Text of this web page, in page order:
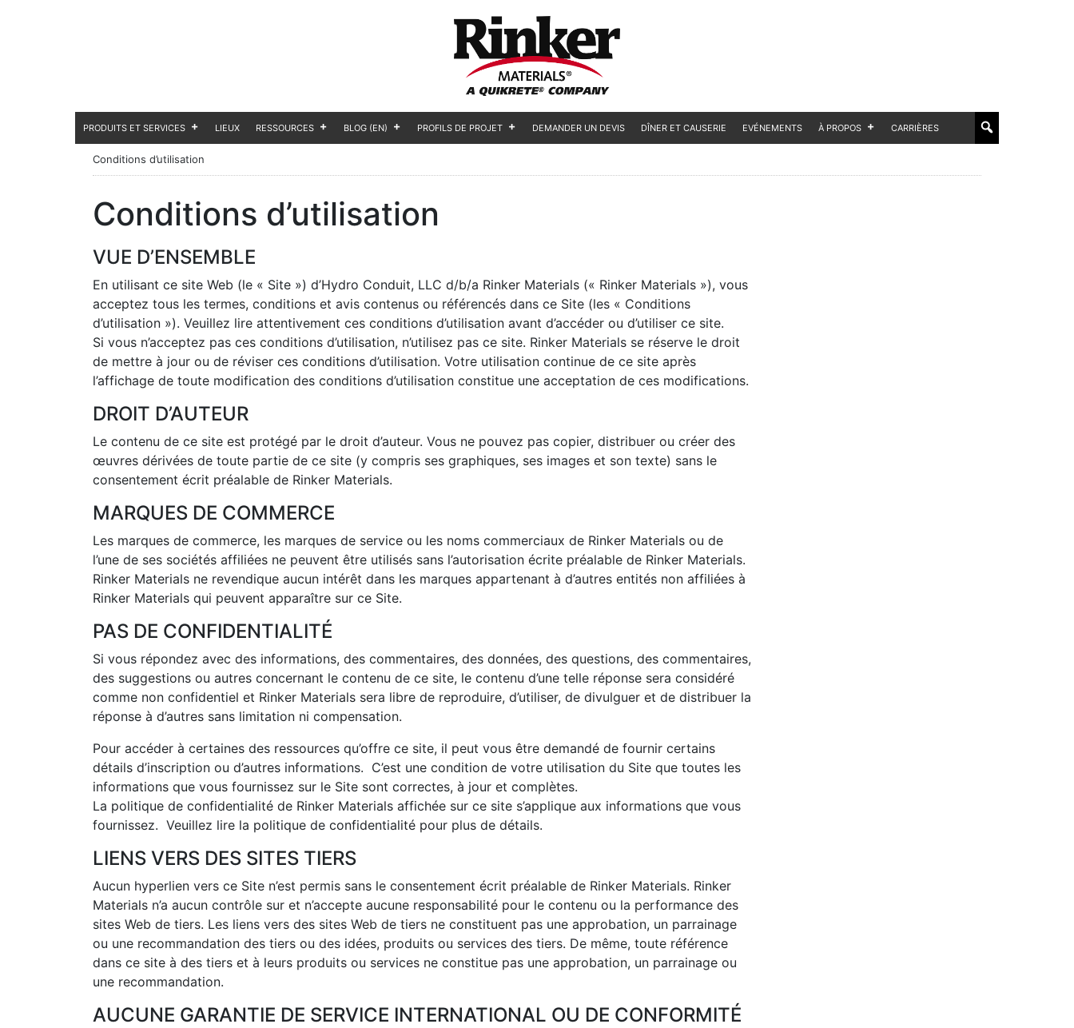
PRODUITS ET SERVICES LIEUX RESSOURCES BLOG (EN) PROFILS DE PROJET DEMANDER UN DEVIS DÎNER ET CAUSERIE EVÉNEMENTS À PROPOS CARRIÈRES
Conditions d’utilisation
Conditions d’utilisation
VUE D’ENSEMBLE
En utilisant ce site Web (le « Site ») d’Hydro Conduit, LLC d/b/a Rinker Materials (« Rinker Materials »), vous
acceptez tous les termes, conditions et avis contenus ou référencés dans ce Site (les « Conditions
d’utilisation »). Veuillez lire attentivement ces conditions d’utilisation avant d’accéder ou d’utiliser ce site.
Si vous n’acceptez pas ces conditions d’utilisation, n’utilisez pas ce site. Rinker Materials se réserve le droit
de mettre à jour ou de réviser ces conditions d’utilisation. Votre utilisation continue de ce site après
l’affichage de toute modification des conditions d’utilisation constitue une acceptation de ces modifications.
DROIT D’AUTEUR
Le contenu de ce site est protégé par le droit d’auteur. Vous ne pouvez pas copier, distribuer ou créer des
œuvres dérivées de toute partie de ce site (y compris ses graphiques, ses images et son texte) sans le
consentement écrit préalable de Rinker Materials.
MARQUES DE COMMERCE
Les marques de commerce, les marques de service ou les noms commerciaux de Rinker Materials ou de
l’une de ses sociétés affiliées ne peuvent être utilisés sans l’autorisation écrite préalable de Rinker Materials.
Rinker Materials ne revendique aucun intérêt dans les marques appartenant à d’autres entités non affiliées à
Rinker Materials qui peuvent apparaître sur ce Site.
PAS DE CONFIDENTIALITÉ
Si vous répondez avec des informations, des commentaires, des données, des questions, des commentaires,
des suggestions ou autres concernant le contenu de ce site, le contenu d’une telle réponse sera considéré
comme non confidentiel et Rinker Materials sera libre de reproduire, d’utiliser, de divulguer et de distribuer la
réponse à d’autres sans limitation ni compensation.
Pour accéder à certaines des ressources qu’offre ce site, il peut vous être demandé de fournir certains
détails d’inscription ou d’autres informations. C’est une condition de votre utilisation du Site que toutes les
informations que vous fournissez sur le Site sont correctes, à jour et complètes.
La politique de confidentialité de Rinker Materials affichée sur ce site s’applique aux informations que vous
fournissez. Veuillez lire la politique de confidentialité pour plus de détails.
LIENS VERS DES SITES TIERS
Aucun hyperlien vers ce Site n’est permis sans le consentement écrit préalable de Rinker Materials. Rinker
Materials n’a aucun contrôle sur et n’accepte aucune responsabilité pour le contenu ou la performance des
sites Web de tiers. Les liens vers des sites Web de tiers ne constituent pas une approbation, un parrainage
ou une recommandation des tiers ou des idées, produits ou services des tiers. De même, toute référence
dans ce site à des tiers et à leurs produits ou services ne constitue pas une approbation, un parrainage ou
une recommandation.
AUCUNE GARANTIE DE SERVICE INTERNATIONAL OU DE CONFORMITÉ